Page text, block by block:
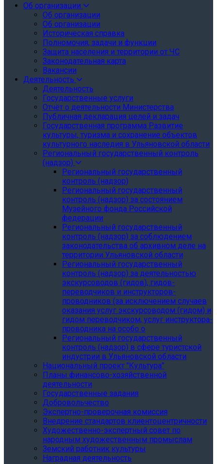
Об организации
Об организации
Об организации
Историческая справка
Полномочия, задачи и функции
Защита населения и территории от ЧС
Законодательная карта
Вакансии
Деятельность
Деятельность
Государственные услуги
Отчёт о деятельности Министерства
Публичная декларация целей и задач
Государственная программа Развитие
культуры, туризма и сохранение объектов
культурного наследия в Ульяновской области
Региональный государственный контроль
(надзор)
Региональный государственный
контроль (надзор)
Региональный государственный
контроль (надзор) за состоянием
Музейного фонда Российской
федерации
Региональный государственный
контроль (надзор) за соблюдением
законодательства об архивном деле на
территории Ульяновской области
Региональный государственный
контроль (надзор) за деятельностью
экскурсоводов (гидов), гидов-
переводчиков и инструкторов-
проводников (за исключением случаев
оказания услуг экскурсоводом (гидом) и
гидом переводчиком, услуг инструктора-
проводника на особо о
Региональный государственный
контроль (надзор) в сфере туристской
индустрии в Ульяновской области
Национальный проект "Культура"
Планы финансово-хозяйственной
деятельности
Государственные задания
Добровольчество
Экспертно-проверочная комиссия
Внедрение стандартов клиентоцентричности
Художественно-экспертный совет по
народным художественным промыслам
Земский работник культуры
Наградная деятельность